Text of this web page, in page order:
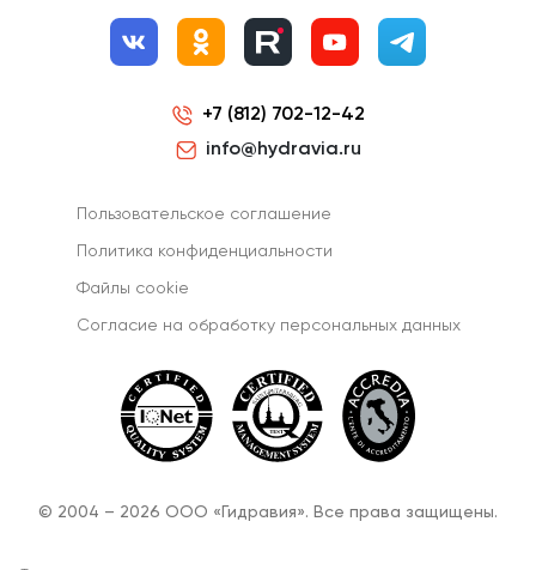
+7 (812) 702-12-42
info@hydravia.ru
Пользовательское соглашение
Политика конфиденциальности
Файлы cookie
Согласиe на обработку персональных данных
© 2004 – 2026 ООО «Гидравия». Все права защищены.